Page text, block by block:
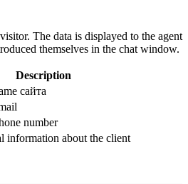
The data is displayed to the agent
themselves in the chat window.
Description
сайта
number
information about the client